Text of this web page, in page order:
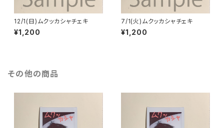
12/1(日)ムクッカシャチェキ
¥1,200
7/1(火)ムクッカシャチェキ
¥1,200
その他の商品